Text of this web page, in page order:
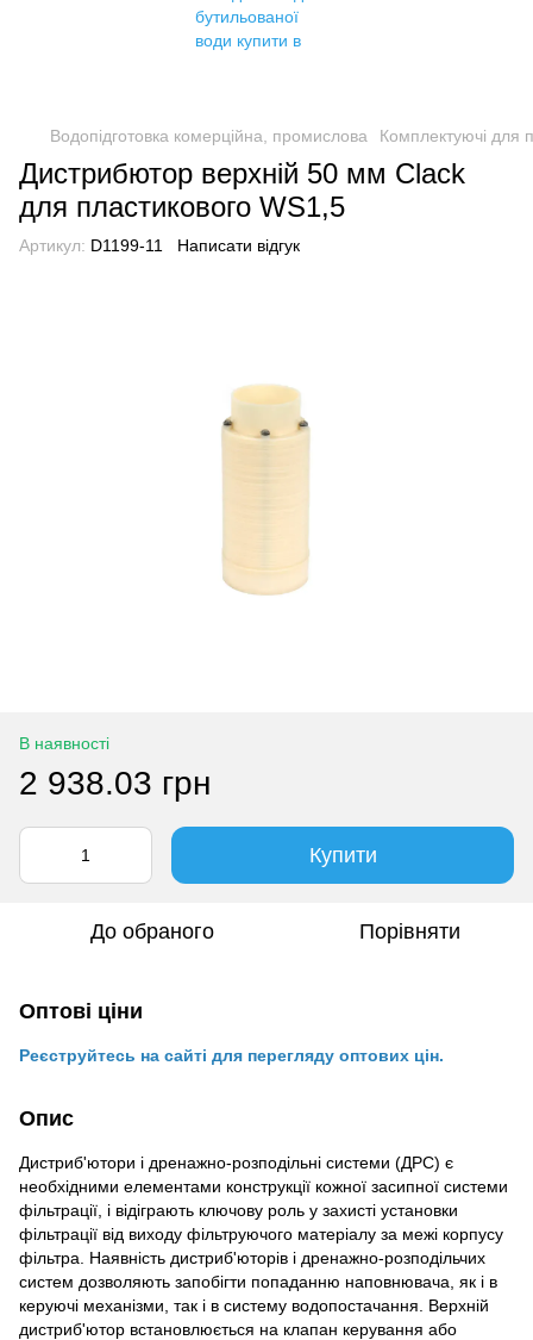
Водопідготовка комерційна, промислова Комплектуючі для
Дистрибютор верхній 50 мм Clack
для пластикового WS1,5
Артикул: D1199-11 Написати відгук
В наявності
2 938.03 грн
Купити
До обраного Порівняти
Оптові ціни
Реєструйтесь на сайті для перегляду оптових цін.
Опис
Дистриб'ютори і дренажно-розподільні системи (ДРС) є
необхідними елементами конструкції кожної засипної системи
фільтрації, і відіграють ключову роль у захисті установки
фільтрації від виходу фільтруючого матеріалу за межі корпусу
фільтра. Наявність дистриб'юторів і дренажно-розподільчих
систем дозволяють запобігти попаданню наповнювача, як і в
керуючі механізми, так і в систему водопостачання. Верхній
дистриб'ютор встановлюється на клапан керування або